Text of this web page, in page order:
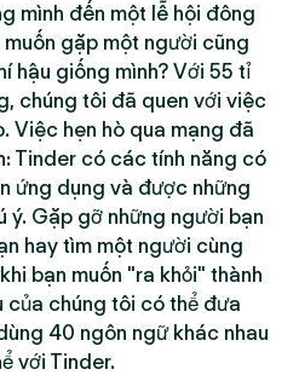
mình đến một lễ hội đông
gặp một người cũng
hậu giống mình? Với 55 tỉ
chúng tôi đã quen với việc
Việc hẹn hò qua mạng đã
Tinder có các tính năng có
ứng dụng và được những
ý. Gặp gỡ những người bạn
hay tìm một người cùng
bạn muốn "ra khỏi" thành
của chúng tôi có thể đưa
40 ngôn ngữ khác nhau
với Tinder.